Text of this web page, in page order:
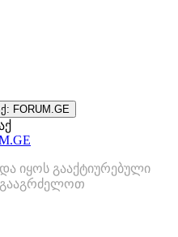
FORUM.GE
იყოს გააქტიურებული
გააგრძელოთ